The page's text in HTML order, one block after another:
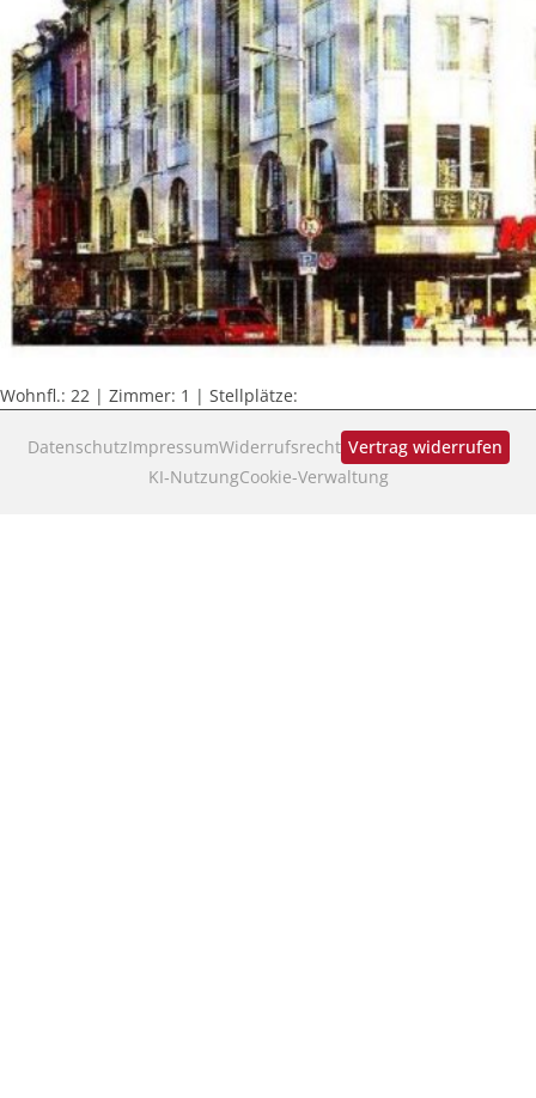
DatenschutzImpressumWiderrufsrecht Vertrag widerrufen
KI‑NutzungCookie-Verwaltung
Wohnfl.: 22 | Zimmer: 1 | Stellplätze: